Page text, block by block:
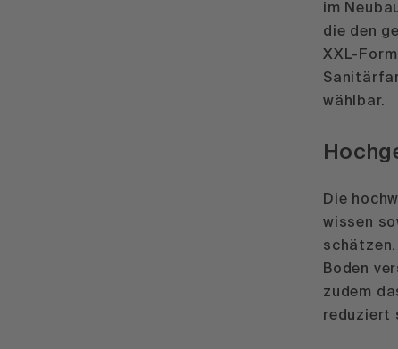
im
die den
XXL-
wählbar.
Die
wissen
Boden
zudem
reduziert